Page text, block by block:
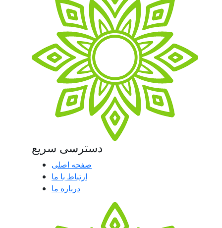
دسترسی سریع
صفحه اصلی
ارتباط با ما
درباره ما